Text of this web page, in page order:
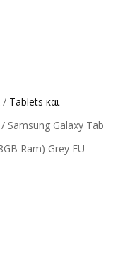
/ Tablets και
/ Samsung Galaxy Tab
Ram) Grey EU